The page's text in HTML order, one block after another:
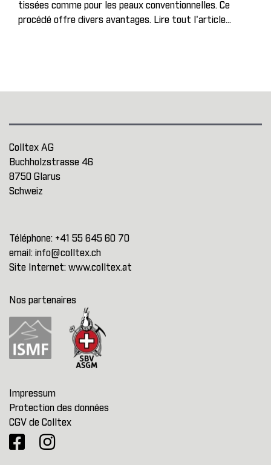
tissées comme pour les peaux conventionnelles. Ce
procédé offre divers avantages. Lire tout l'article...
Colltex AG
Buchholzstrasse 46
8750 Glarus
Schweiz
Téléphone: +41 55 645 60 70
email: info@colltex.ch
Site Internet: www.colltex.at
Nos partenaires
Impressum
Protection des données
CGV de Colltex